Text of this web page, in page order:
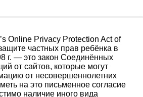
Online Privacy Protection Act of
частных прав ребёнка в
г. — это закон Соединённых
от сайтов, которые могут
от несовершеннолетних
на это письменное согласие
наличие иного вида